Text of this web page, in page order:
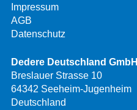
Impressum
AGB
Datenschutz
Dedere Deutschland GmbH
Breslauer Strasse 10
64342 Seeheim-Jugenheim
Deutschland